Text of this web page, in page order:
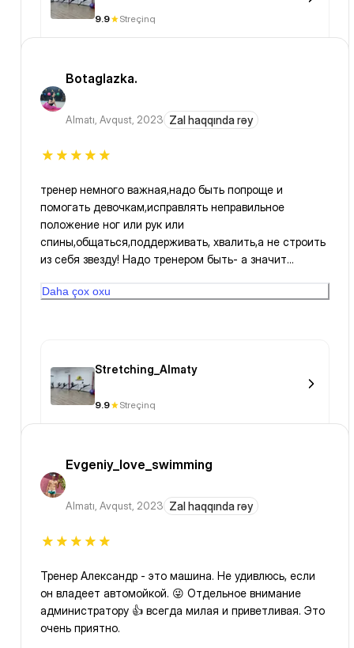
9.9 Streçinq
Botaglazka.
Almatı, Avqust, 2023 Zal haqqında rəy
тренер немного важная,надо быть попроще и
помогать девочкам,исправлять неправильное
положение ног или рук или
спины,общаться,поддерживать, хвалить,а не строить
из себя звезду! Надо тренером быть- а значит
только начала что то делать.....
Daha çox oxu
Stretching_Almaty
9.9 Streçinq
Evgeniy_love_swimming
Almatı, Avqust, 2023 Zal haqqında rəy
Тренер Александр - это машина. Не удивлюсь, если
он владеет автомойкой. 😜 Отдельное внимание
администратору 👍 всегда милая и приветливая. Это
очень приятно.